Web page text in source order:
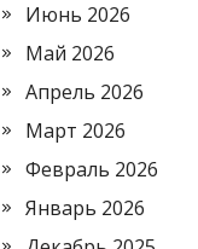
Июнь 2026
Май 2026
Апрель 2026
Март 2026
Февраль 2026
Январь 2026